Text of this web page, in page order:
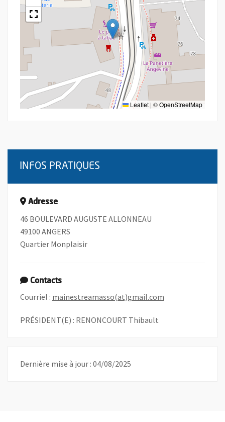
Leaflet | ©OpenStreetMap
INFOS PRATIQUES
Adresse
46 BOULEVARD AUGUSTE ALLONNEAU
49100 ANGERS
Quartier Monplaisir
Contacts
Courriel : mainestreamasso(at)gmail.com
PRÉSIDENT(E) : RENONCOURT Thibault
Dernière mise à jour : 04/08/2025